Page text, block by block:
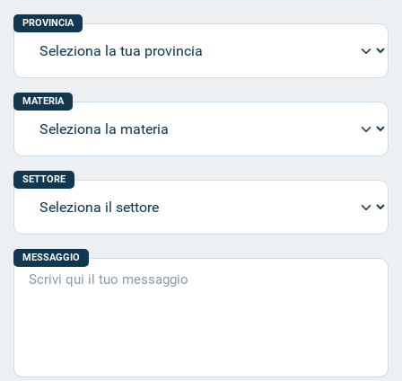
PROVINCIA
MATERIA
SETTORE
MESSAGGIO